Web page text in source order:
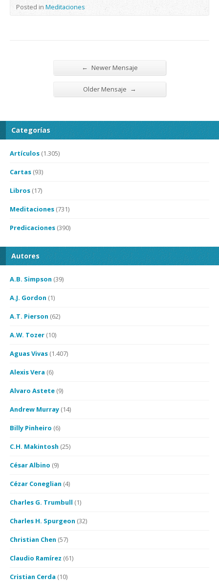
Posted in Meditaciones
← Newer Mensaje
Older Mensaje →
Categorías
Artículos (1.305)
Cartas (93)
Libros (17)
Meditaciones (731)
Predicaciones (390)
Autores
A.B. Simpson (39)
A.J. Gordon (1)
A.T. Pierson (62)
A.W. Tozer (10)
Aguas Vivas (1.407)
Alexis Vera (6)
Alvaro Astete (9)
Andrew Murray (14)
Billy Pinheiro (6)
C.H. Makintosh (25)
César Albino (9)
Cézar Coneglian (4)
Charles G. Trumbull (1)
Charles H. Spurgeon (32)
Christian Chen (57)
Claudio Ramírez (61)
Cristian Cerda (10)